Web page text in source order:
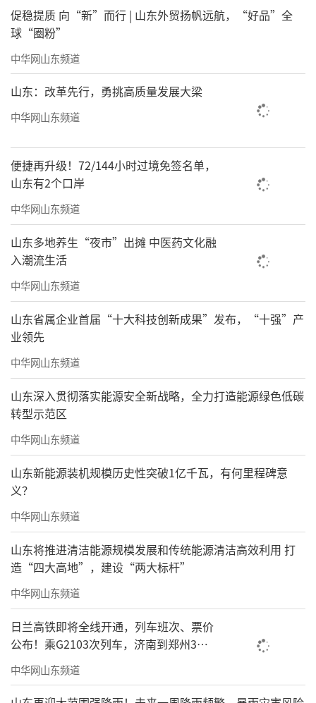
促稳提质 向“新”而行 | 山东外贸扬帆远航，“好品”全
球“圈粉”
中华网山东频道
山东：改革先行，勇挑高质量发展大梁
中华网山东频道
便捷再升级！72/144小时过境免签名单，
山东有2个口岸
中华网山东频道
山东多地养生“夜市”出摊 中医药文化融
入潮流生活
中华网山东频道
山东省属企业首届“十大科技创新成果”发布，“十强”产
业领先
中华网山东频道
山东深入贯彻落实能源安全新战略，全力打造能源绿色低碳
转型示范区
中华网山东频道
山东新能源装机规模历史性突破1亿千瓦，有何里程碑意
义？
中华网山东频道
山东将推进清洁能源规模发展和传统能源清洁高效利用 打
造“四大高地”，建设“两大标杆”
中华网山东频道
日兰高铁即将全线开通，列车班次、票价
公布！乘G2103次列车，济南到郑州3小
时到达
中华网山东频道